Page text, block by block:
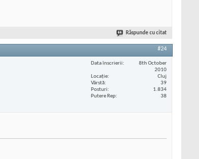
Răspunde cu citat
#24
Data înscrierii
8th October
2010
Locaţie
Cluj
Vârstă
39
Posturi
1.834
Putere Rep
38